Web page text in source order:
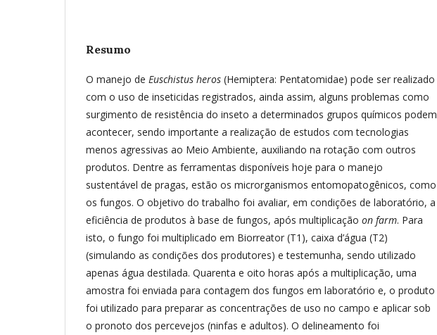
Resumo
O manejo de Euschistus heros (Hemiptera: Pentatomidae) pode ser realizado
com o uso de inseticidas registrados, ainda assim, alguns problemas como
surgimento de resistência do inseto a determinados grupos químicos podem
acontecer, sendo importante a realização de estudos com tecnologias
menos agressivas ao Meio Ambiente, auxiliando na rotação com outros
produtos. Dentre as ferramentas disponíveis hoje para o manejo
sustentável de pragas, estão os microrganismos entomopatogênicos, como
os fungos. O objetivo do trabalho foi avaliar, em condições de laboratório, a
eficiência de produtos à base de fungos, após multiplicação on farm. Para
isto, o fungo foi multiplicado em Biorreator (T1), caixa d’água (T2)
(simulando as condições dos produtores) e testemunha, sendo utilizado
apenas água destilada. Quarenta e oito horas após a multiplicação, uma
amostra foi enviada para contagem dos fungos em laboratório e, o produto
foi utilizado para preparar as concentrações de uso no campo e aplicar sob
o pronoto dos percevejos (ninfas e adultos). O delineamento foi